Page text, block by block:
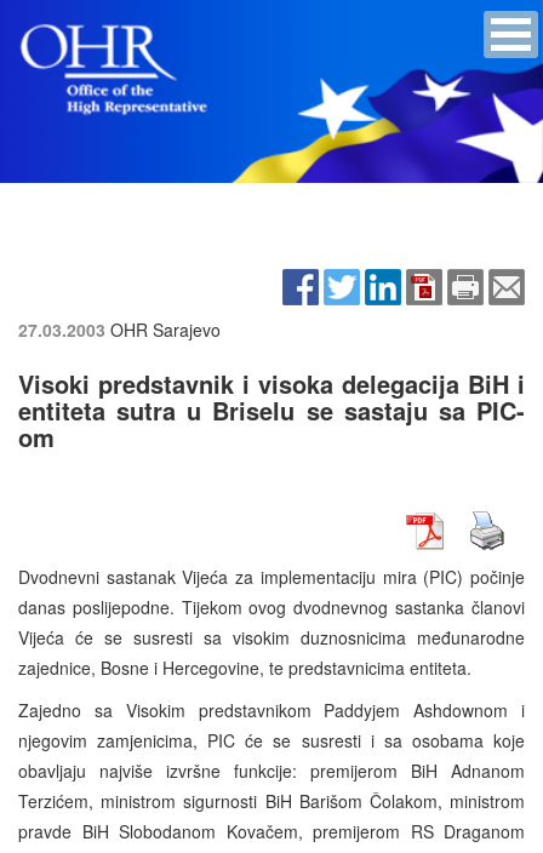
27.03.2003 OHR Sarajevo
Visoki predstavnik i visoka delegacija BiH i
entiteta sutra u Briselu se sastaju sa PIC-
om
Dvodnevni sastanak Vijeća za implementaciju mira (PIC) počinje
danas poslijepodne. Tijekom ovog dvodnevnog sastanka članovi
Vijeća će se susresti sa visokim duznosnicima međunarodne
zajednice, Bosne i Hercegovine, te predstavnicima entiteta.
Zajedno sa Visokim predstavnikom Paddyjem Ashdownom i
njegovim zamjenicima, PIC će se susresti i sa osobama koje
obavljaju najviše izvršne funkcije: premijerom BiH Adnanom
Terzićem, ministrom sigurnosti BiH Barišom Čolakom, ministrom
pravde BiH Slobodanom Kovačem, premijerom RS Draganom